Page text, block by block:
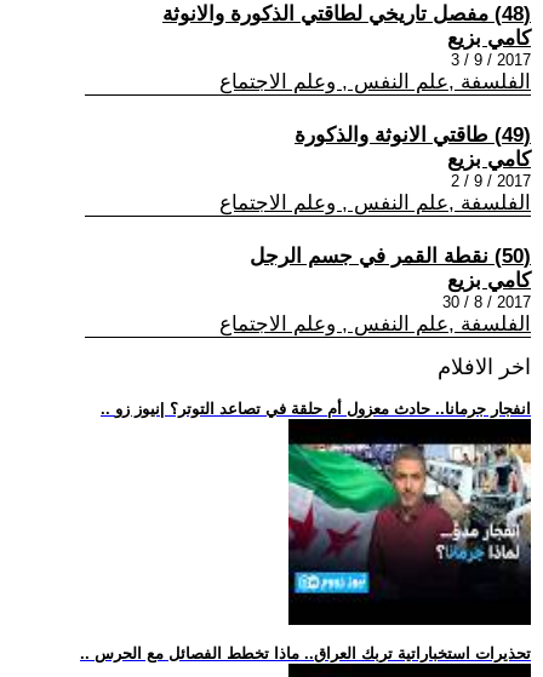
(48) مفصل تاريخي لطاقتي الذكورة والانوثة
كامي بزيع
2017 / 9 / 3
الفلسفة ,علم النفس , وعلم الاجتماع
(49) طاقتي الانوثة والذكورة
كامي بزيع
2017 / 9 / 2
الفلسفة ,علم النفس , وعلم الاجتماع
(50) نقطة القمر في جسم الرجل
كامي بزيع
2017 / 8 / 30
الفلسفة ,علم النفس , وعلم الاجتماع
اخر الافلام
.. انفجار جرمانا.. حادث معزول أم حلقة في تصاعد التوتر؟ |نيوز زو
.. تحذيرات استخباراتية تربك العراق.. ماذا تخطط الفصائل مع الحرس